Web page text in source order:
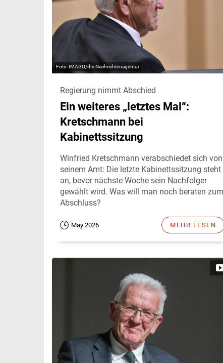
IMAGO/dts Nachrichtenagentur
Regierung nimmt Abschied
Ein weiteres „letztes Mal“:
Kretschmann bei
Kabinettssitzung
Winfried Kretschmann verabschiedet sich von
seinem Amt: Die letzte Kabinettssitzung steht
an, bevor nächste Woche sein Nachfolger
gewählt wird. Was will man noch beraten zum
Abschluss?
May 2026 MEHR LESEN